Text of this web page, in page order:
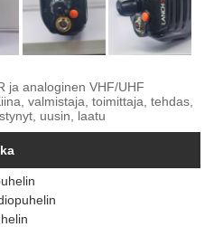
ja analoginen VHF/UHF
valmistaja, toimittaja, tehdas,
uusin, laatu